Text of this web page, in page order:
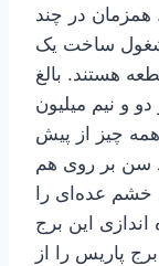
در چند
ساخت یک
هستند. بالغ
و نیم میلیون
چیز از پیش
سن بر روی هم
عده‌ای را
این برج
پاریس را از